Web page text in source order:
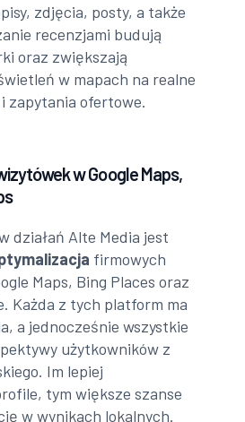
zdjęcia, posty, a także
recenzjami budują
oraz zwiększają
w mapach na realne
zapytania ofertowe.
w Google Maps,
działań Alte Media jest
firmowych
Maps, Bing Places oraz
Każda z tych platform ma
a jednocześnie wszystkie
użytkowników z
Im lepiej
tym większe szanse
w wynikach lokalnych.